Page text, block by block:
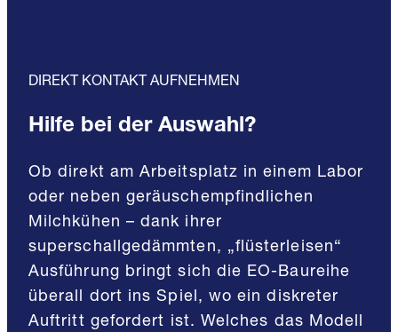
DIREKT KONTAKT AUFNEHMEN
Hilfe bei der Auswahl?
Ob direkt am Arbeitsplatz in einem Labor
oder neben geräuschempfindlichen
Milchkühen – dank ihrer
superschallgedämmten, „flüsterleisen“
Ausführung bringt sich die EO-Baureihe
überall dort ins Spiel, wo ein diskreter
Auftritt gefordert ist. Welches das Modell